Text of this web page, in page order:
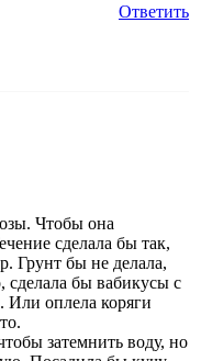
Ответить
Чтобы она
сделала бы так,
Грунт бы не делала,
сделала бы вабикусы с
Или оплела коряги
затемнить воду, но